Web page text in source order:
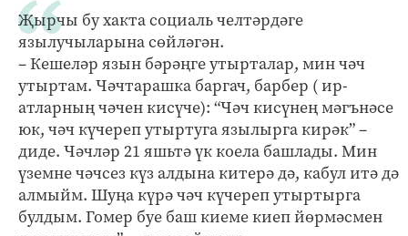
Җырчы бу хакта социаль челтәрдәге
язылучыларына сөйләгән.
– Кешеләр язын бәрәңге утырталар, мин чәч
утыртам. Чәчтарашка баргач, барбер ( ир-
атларның чәчен кисүче): “Чәч кисүнең мәгънәсе
юк, чәч күчереп утыртуга язылырга кирәк” –
диде. Чәчләр 21 яшьтә үк коела башлады. Мин
үземне чәчсез күз алдына китерә дә, кабул итә дә
алмыйм. Шуңа күрә чәч күчереп утыртырга
булдым. Гомер буе баш киеме киеп йөрмәсмен